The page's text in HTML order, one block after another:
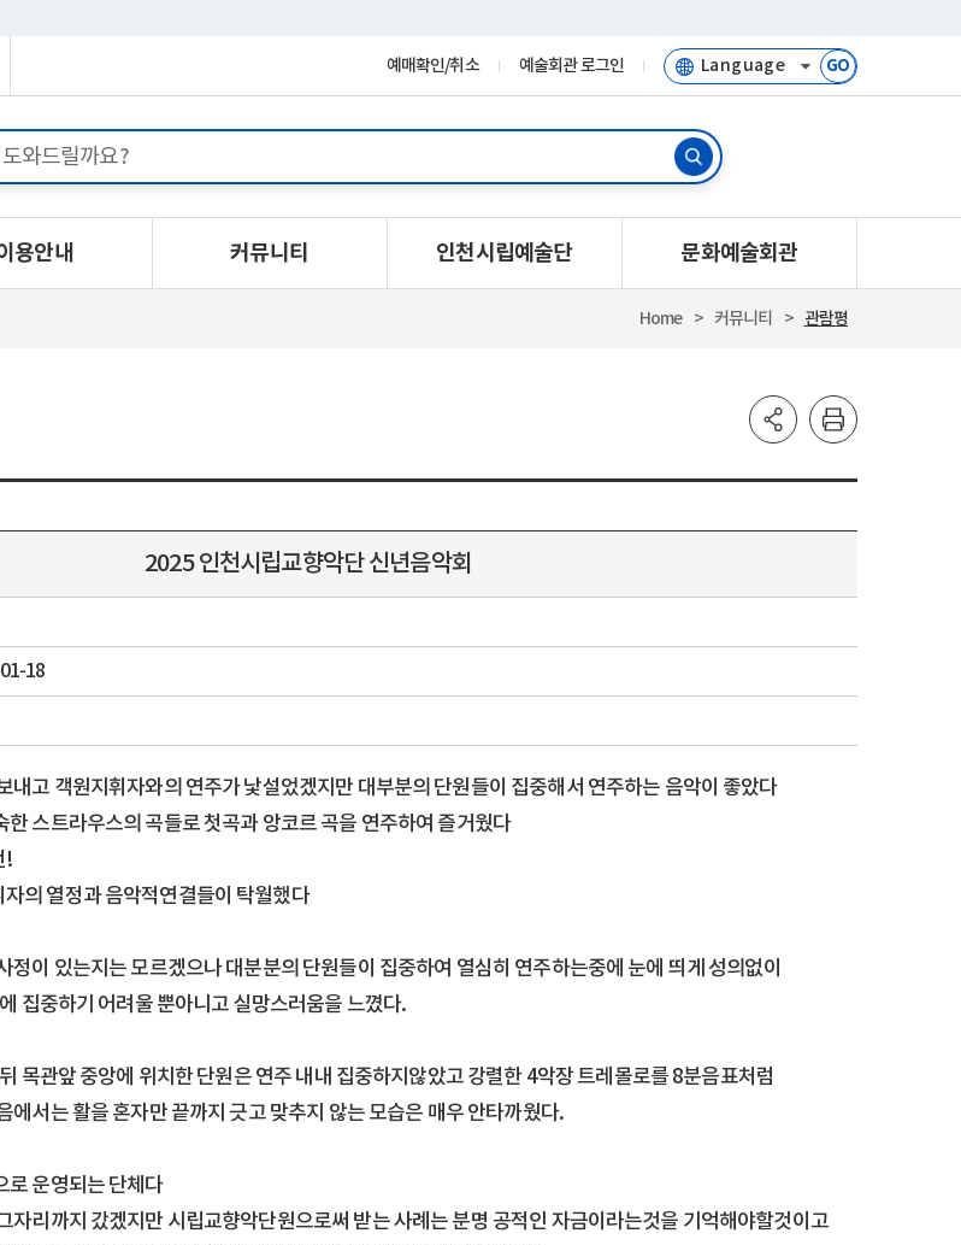
예매확인/취소 예술회관 로그인 GO
용안내 커뮤니티 인천시립예술단 문화예술회관
Home 커뮤니티 관람평
2025 인천시립교향악단 신년음악회
18
내고 객원지휘자와의 연주가 낯설었겠지만 대부분의 단원들이 집중해서 연주하는 음악이 좋았다
스트라우스의 곡들로 첫곡과 앙코르 곡을 연주하여 즐거웠다
!
의 열정과 음악적연결들이 탁월했다
정이 있는지는 모르겠으나 대분분의 단원들이 집중하여 열심히 연주하는중에 눈에 띄게 성의없이
집중하기 어려울 뿐아니고 실망스러움을 느꼈다.
목관앞 중앙에 위치한 단원은 연주 내내 집중하지않았고 강렬한 4악장 트레몰로를 8분음표처럼
에서는 활을 혼자만 끝까지 긋고 맞추지 않는 모습은 매우 안타까웠다.
로 운영되는 단체다
자리까지 갔겠지만 시립교향악단원으로써 받는 사례는 분명 공적인 자금이라는것을 기억해야할것이고